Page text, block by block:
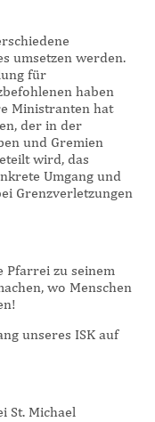
umsetzen werden.
für
haben
Ministranten hat
der in der
und Gremien
wird, das
Umgang und
Grenzverletzungen
Pfarrei zu seinem
wo Menschen
unseres ISK auf
St. Michael